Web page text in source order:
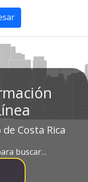
Costa Rica
buscar…